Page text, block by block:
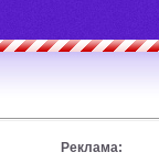
Реклама: